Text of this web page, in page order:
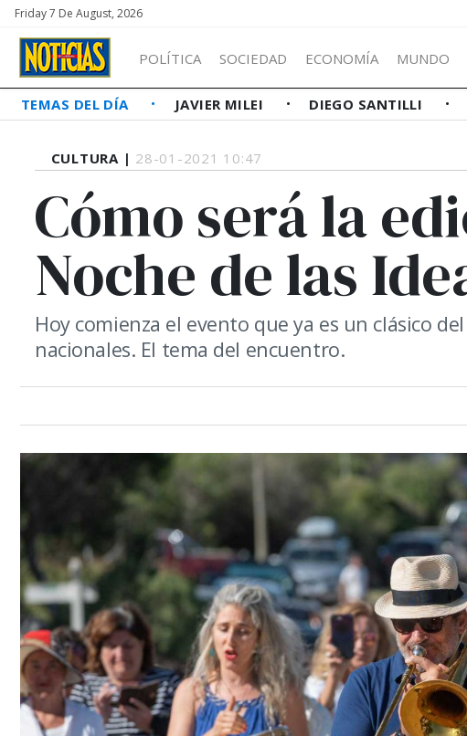
Friday 7 De August, 2026
POLÍTICA SOCIEDAD ECONOMÍA MUNDO
TEMAS DEL DÍA JAVIER MILEI DIEGO SANTILLI
CULTURA | 28-01-2021 10:47
Cómo será la
Noche de las
Hoy comienza el evento que ya es un clásico
nacionales. El tema del encuentro.